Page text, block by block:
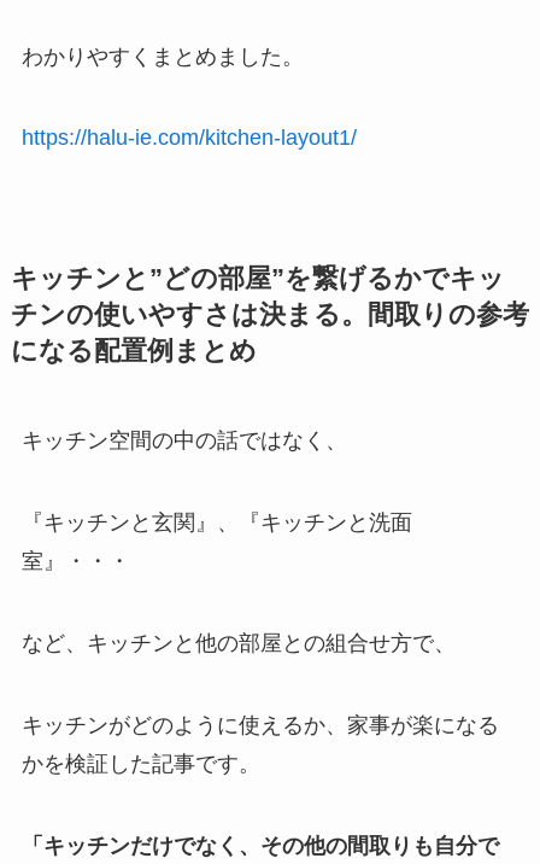
わかりやすくまとめました。
https://halu-ie.com/kitchen-layout1/
キッチンと”どの部屋”を繋げるかでキッ
チンの使いやすさは決まる。間取りの参考
になる配置例まとめ
キッチン空間の中の話ではなく、
『キッチンと玄関』、『キッチンと洗面
室』
・・・
など、キッチンと他の部屋との組合せ方で、
キッチンがどのように使えるか、家事が楽になる
かを検証した記事です。
「キッチンだけでなく、その他の間取りも自分で